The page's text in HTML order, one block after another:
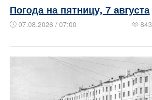
Погода на пятницу, 7 августа
07.08.2026 / 07:00 843